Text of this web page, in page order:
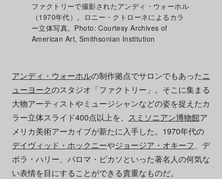
ファクトリーで撮影されたアンディ・ウォーホル
（1970年代）。ロニー・クトローネによるカラ
ー立体写真。Photo: Courtesy Archives of
American Art, Smithsonian Institution
アンディ・ウォーホルの制作拠点でサロンでもあったニ
ューヨークのスタジオ「ファクトリー」。そこに集まる
大物アーティストやミュージシャンなどの姿を捉えたカ
ラー立体スライド400点以上を、 スミソニアン博物館ア
メリカ美術アーカイブが新たに入手した。1970年代の
デイヴィッド・ホックニーやジョージア・オキーフ、デ
ボラ・ハリー、パロマ・ピカソといった著名人の何気な
い表情を目にすることができる貴重なものだ。